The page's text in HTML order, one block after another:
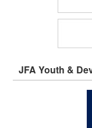
JFA Youth &